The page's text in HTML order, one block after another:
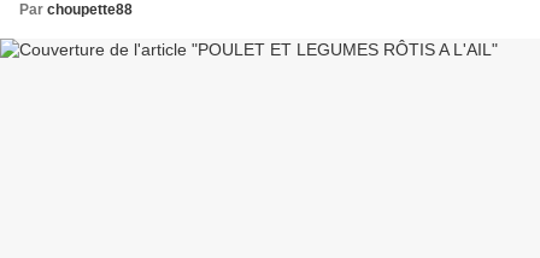
Par choupette88